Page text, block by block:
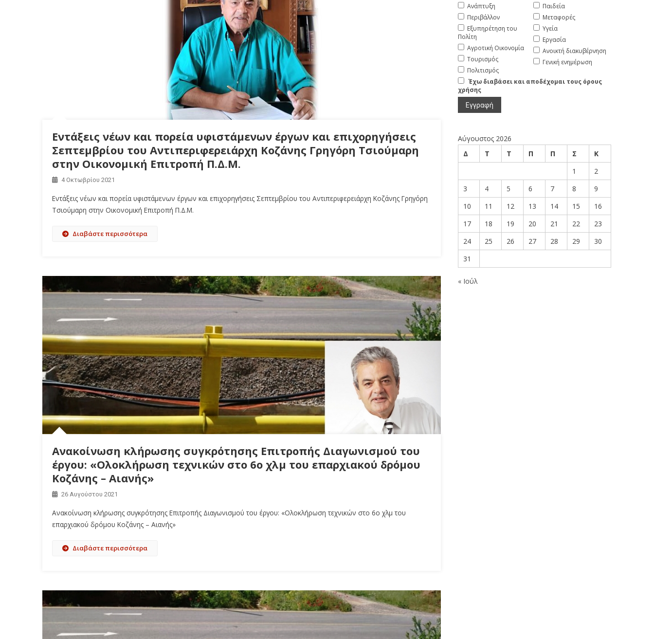
Εντάξεις νέων και πορεία υφιστάμενων έργων και επιχορηγήσεις
Σεπτεμβρίου του Αντιπεριφερειάρχη Κοζάνης Γρηγόρη Τσιούμαρη
στην Οικονομική Επιτροπή Π.Δ.Μ.
4 Οκτωβρίου 2021
Εντάξεις νέων και πορεία υφιστάμενων έργων και επιχορηγήσεις Σεπτεμβρίου του Αντιπεριφερειάρχη Κοζάνης Γρηγόρη
Τσιούμαρη στην Οικονομική Επιτροπή Π.Δ.Μ.
Διαβάστε περισσότερα
Ανακοίνωση κλήρωσης συγκρότησης Επιτροπής Διαγωνισμού του
έργου: «Ολοκλήρωση τεχνικών στο 6ο χλμ του επαρχιακού δρόμου
Κοζάνης – Αιανής»
26 Αυγούστου 2021
Ανακοίνωση κλήρωσης συγκρότησης Επιτροπής Διαγωνισμού του έργου: «Ολοκλήρωση τεχνικών στο 6ο χλμ του
επαρχιακού δρόμου Κοζάνης – Αιανής»
Διαβάστε περισσότερα
Ανάπτυξη
Περιβάλλον
Εξυπηρέτηση του
Πολίτη
Αγροτική Οικονομία
Τουρισμός
Πολιτισμός
Παιδεία
Μεταφορές
Υγεία
Εργασία
Ανοικτή διακυβέρνηση
Γενική ενημέρωση
Έχω διαβάσει και αποδέχομαι τους όρους
χρήσης
Αύγουστος 2026
Δ
Τ Τ Π Π Σ
Κ
1
2
3
4 5 6 7 8
9
10
11 12 13 14 15
16
17
18 19 20 21 22
23
24
25 26 27 28 29
30
31
« Ιούλ